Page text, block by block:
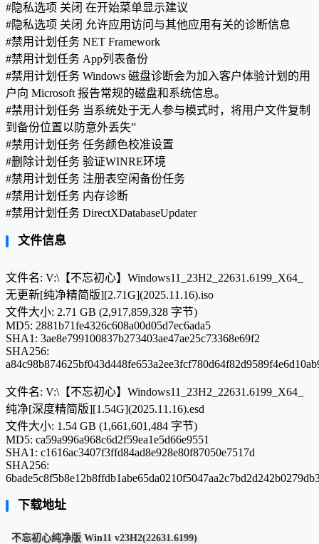
#隐私选项 关闭 在开始菜单显示建议
#隐私选项 关闭 允许应用访问与其他应用有关的诊断信息
#禁用计划任务 NET Framework
#禁用计划任务 App列表备份
#禁用计划任务 Windows 磁盘诊断会为加入客户体验计划的用
户向 Microsoft 报告常规的磁盘和系统信息。
#禁用计划任务 当系统处于无人参与模式时，将用户文件复制
到备份位置以防意外丢失”
#禁用计划任务 任务颜色校准设置
#删除计划任务 验证WINRE环境
#禁用计划任务 注册表空闲备份任务
#禁用计划任务 内存诊断
#禁用计划任务 DirectXDatabaseUpdater
文件信息
文件名: V:\【不忘初心】Windows11_23H2_22631.6199_X64_
无更新[纯净精简版][2.71G](2025.11.16).iso
文件大小: 2.71 GB (2,917,859,328 字节)
MD5: 2881b71fe4326c608a00d05d7ec6ada5
SHA1: 3ae8e799100837b273403ae47ae25c73368e69f2
SHA256:
文件名: V:\【不忘初心】Windows11_23H2_22631.6199_X64_
纯净[深度精简版][1.54G](2025.11.16).esd
文件大小: 1.54 GB (1,661,601,484 字节)
MD5: ca59a996a968c6d2f59ea1e5d66e9551
SHA1: c1616ac3407f3ffd84ad8e928e80f87050e7517d
SHA256:
下载地址
不忘初心纯净版 Win11 v23H2(22631.6199)